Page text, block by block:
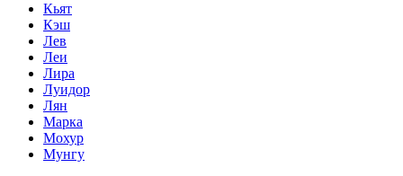
Кьят
Кэш
Лев
Леи
Лира
Луидор
Лян
Марка
Мохур
Мунгу